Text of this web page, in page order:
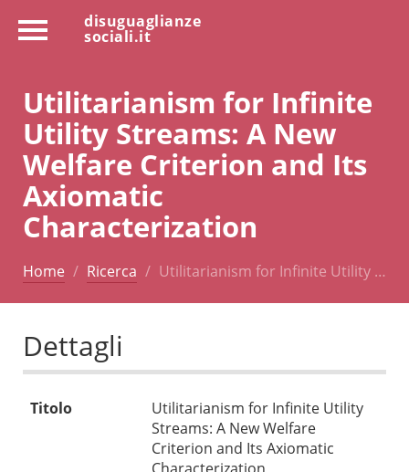
disuguaglianze
sociali.it
Utilitarianism for Infinite
Utility Streams: A New
Welfare Criterion and Its
Axiomatic
Characterization
Home Ricerca Utilitarianism for Infinite Utility …
Dettagli
Titolo
Utilitarianism for Infinite Utility
Streams: A New Welfare
Criterion and Its Axiomatic